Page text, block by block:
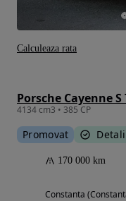
Porsche Cayenne
4134 cm3 • 385 CP
Promovat
170 000 km
Constanta
Calculeaza rata